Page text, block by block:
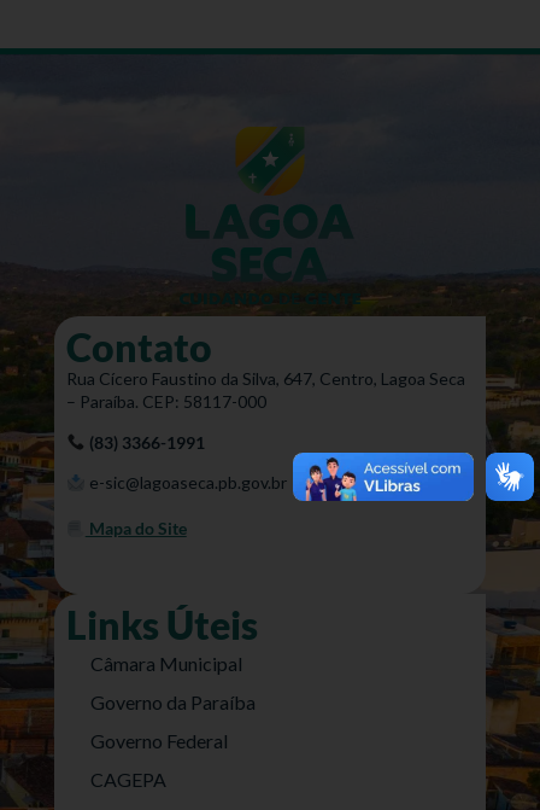
Contato
Rua Cícero Faustino da Silva, 647, Centro, Lagoa Seca
– Paraíba. CEP: 58117-000
(83) 3366-1991
e-sic@lagoaseca.pb.gov.br
Mapa do Site
Links Úteis
Câmara Municipal
Governo da Paraíba
Governo Federal
CAGEPA